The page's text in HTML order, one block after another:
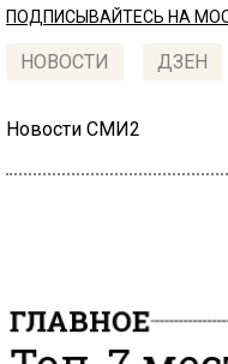
ПОДПИСЫВАЙТЕСЬ НА
НОВОСТИ ДЗЕН
Новости СМИ2
Топ-7